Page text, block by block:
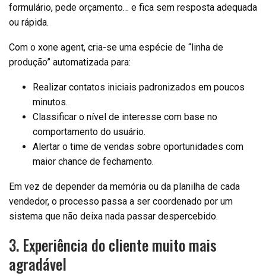
formulário, pede orçamento… e fica sem resposta adequada
ou rápida.
Com o xone agent, cria-se uma espécie de “linha de
produção” automatizada para:
Realizar contatos iniciais padronizados em poucos
minutos.
Classificar o nível de interesse com base no
comportamento do usuário.
Alertar o time de vendas sobre oportunidades com
maior chance de fechamento.
Em vez de depender da memória ou da planilha de cada
vendedor, o processo passa a ser coordenado por um
sistema que não deixa nada passar despercebido.
3. Experiência do cliente muito mais
agradável